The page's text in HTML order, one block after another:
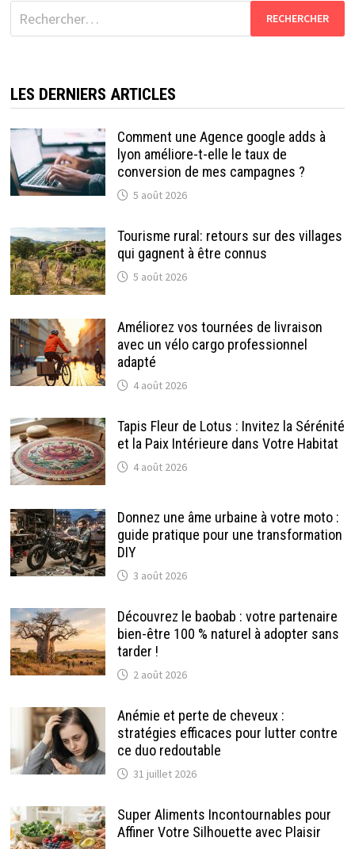
Rechercher :
LES DERNIERS ARTICLES
Comment une Agence google adds à
lyon améliore-t-elle le taux de
conversion de mes campagnes ?
5 août 2026
Tourisme rural: retours sur des villages
qui gagnent à être connus
5 août 2026
Améliorez vos tournées de livraison
avec un vélo cargo professionnel
adapté
4 août 2026
Tapis Fleur de Lotus : Invitez la Sérénité
et la Paix Intérieure dans Votre Habitat
4 août 2026
Donnez une âme urbaine à votre moto :
guide pratique pour une transformation
DIY
3 août 2026
Découvrez le baobab : votre partenaire
bien-être 100 % naturel à adopter sans
tarder !
2 août 2026
Anémie et perte de cheveux :
stratégies efficaces pour lutter contre
ce duo redoutable
31 juillet 2026
Super Aliments Incontournables pour
Affiner Votre Silhouette avec Plaisir